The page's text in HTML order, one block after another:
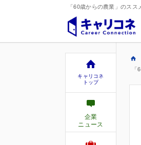
「60歳からの農業」のス
キャリコネ
トップ
企業
ニュース